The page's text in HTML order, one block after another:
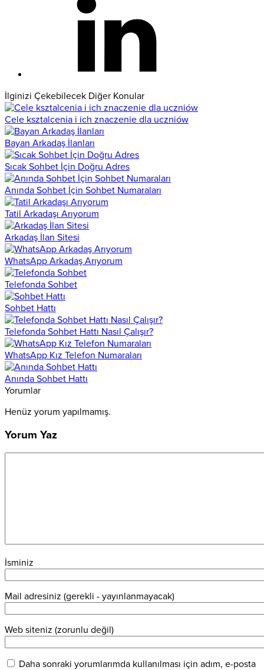
İlginizi Çekebilecek Diğer Konular
Cele ksztalcenia i ich znaczenie dla uczniów
Bayan Arkadaş İlanları
Sıcak Sohbet İçin Doğru Adres
Anında Sohbet İçin Sohbet Numaraları
Tatil Arkadaşı Arıyorum
Arkadaş İlan Sitesi
WhatsApp Arkadaş Arıyorum
Telefonda Sohbet
Sohbet Hattı
Telefonda Sohbet Hattı Nasıl Çalışır?
WhatsApp Kız Telefon Numaraları
Anında Sohbet Hattı
Yorumlar
Henüz yorum yapılmamış.
Yorum Yaz
İsminiz
Mail adresiniz (gerekli - yayınlanmayacak)
Web siteniz (zorunlu değil)
Daha sonraki yorumlarımda kullanılması için adım, e-posta